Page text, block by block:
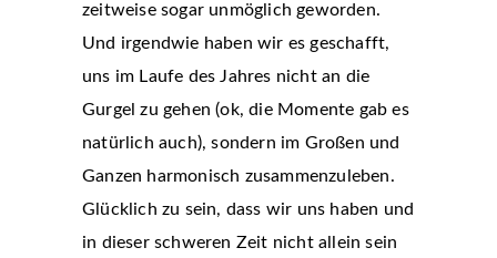
zeitweise sogar unmöglich geworden.
Und irgendwie haben wir es geschafft,
uns im Laufe des Jahres nicht an die
Gurgel zu gehen (ok, die Momente gab es
natürlich auch), sondern im Großen und
Ganzen harmonisch zusammenzuleben.
Glücklich zu sein, dass wir uns haben und
in dieser schweren Zeit nicht allein sein